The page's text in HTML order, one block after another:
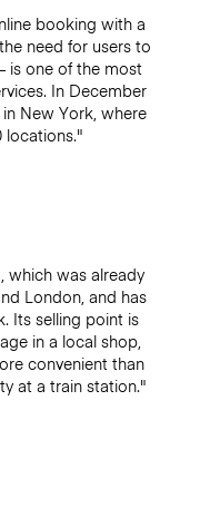
booking with a
need for users to
is one of the most
In December
New York, where
locations."
which was already
London, and has
Its selling point is
in a local shop,
convenient than
at a train station."